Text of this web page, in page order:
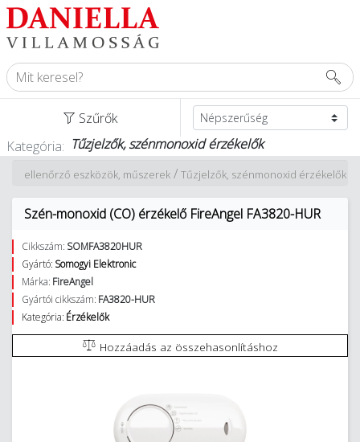
Szűrők
Kategória: Tűzjelzők, szénmonoxid érzékelők
Tűzjelzők, szénmonoxid érzékelők
/
és ellenőrző eszközök, műszerek
Szén-monoxid (CO) érzékelő FireAngel FA3820-HUR
Cikkszám: SOMFA3820HUR
Gyártó: Somogyi Elektronic
Márka: FireAngel
Gyártói cikkszám: FA3820-HUR
Kategória: Érzékelők
Hozzáadás az összehasonlításhoz